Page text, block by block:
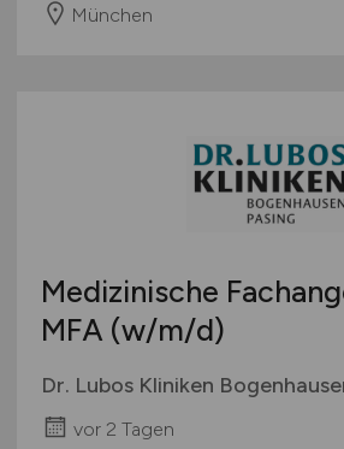
München
Medizinische
MFA (w/m/d)
Dr. Lubos Kliniken
vor 2 Tagen